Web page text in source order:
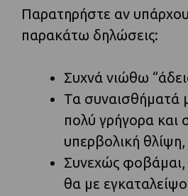
Παρατηρήστε αν
παρακάτω δηλώσεις:
Συχνά νιώθω
Τα συναισθήματά
πολύ γρήγορα και
υπερβολική
Συνεχώς φοβάμαι,
θα με